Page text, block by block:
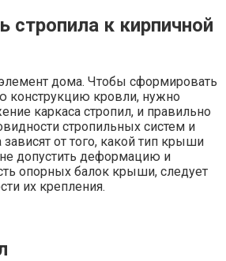
стропила к кирпичной
дома. Чтобы сформировать
конструкцию кровли, нужно
каркаса стропил, и правильно
стропильных систем и
от того, какой тип крыши
допустить деформацию и
опорных балок крыши, следует
их крепления.